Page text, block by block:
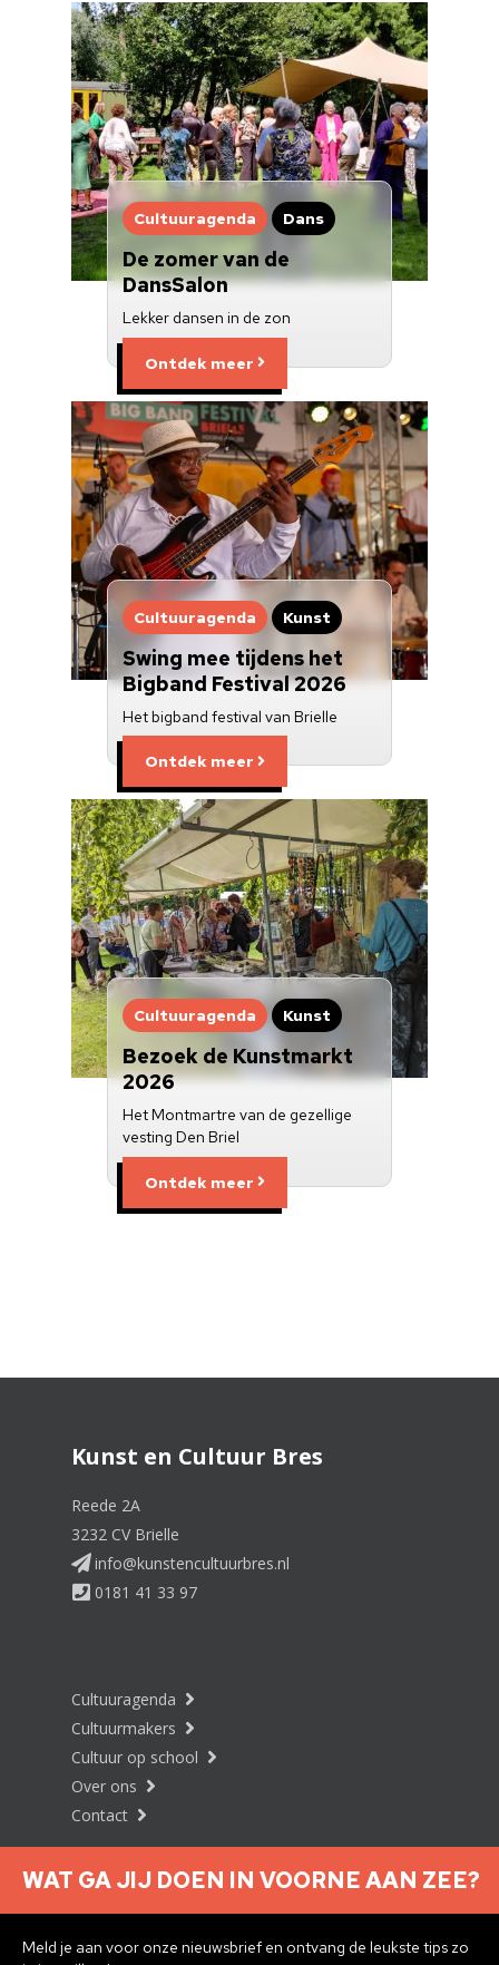
Cultuuragenda Dans
De zomer van de
DansSalon
Lekker dansen in de zon
Ontdek meer
Cultuuragenda Kunst
Swing mee tijdens het
Bigband Festival 2026
Het bigband festival van Brielle
Ontdek meer
Cultuuragenda Kunst
Bezoek de Kunstmarkt
2026
Het Montmartre van de gezellige
vesting Den Briel
Ontdek meer
Kunst en Cultuur Bres
Reede 2A
3232 CV Brielle
info@kunstencultuurbres.nl
0181 41 33 97
Cultuuragenda
Cultuurmakers
Cultuur op school
Over ons
Contact
Nieuwsbrief aanmelden
WAT GA JIJ DOEN IN VOORNE AAN ZEE?
Meld je aan voor onze nieuwsbrief en ontvang de leukste tips zo